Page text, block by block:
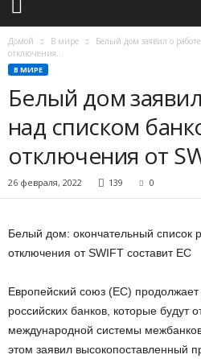
Домой В мире
Белый дом заявил о
отключения...
В МИРЕ
Белый дом
над списком
отключения от
26 февраля, 2022 139 0
Белый дом: окончательный список
отключения от SWIFT составит ЕС
Европейский союз (ЕС) продолжает
российских банков, которые будут
международной системы
этом заявил высокопоставленный